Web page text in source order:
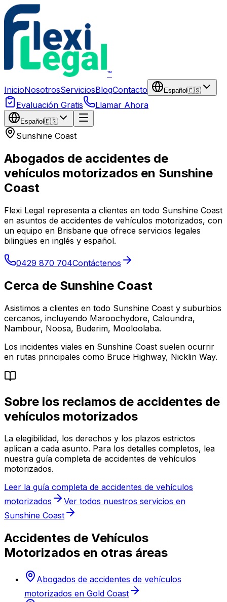
Saltar al contenido principal
™
InicioNosotrosServiciosBlogContacto Español 🇪🇸
Evaluación Gratis Llamar Ahora
Español 🇪🇸
Sunshine Coast
Abogados de accidentes de
vehículos motorizados en Sunshine
Coast
Flexi Legal representa a clientes en todo Sunshine Coast
en asuntos de accidentes de vehículos motorizados, con
un equipo en Brisbane que ofrece servicios legales
bilingües en inglés y español.
0429 870 704Contáctenos
Cerca de Sunshine Coast
Asistimos a clientes en todo Sunshine Coast y suburbios
cercanos, incluyendo Maroochydore, Caloundra,
Nambour, Noosa, Buderim, Mooloolaba.
Los incidentes viales en Sunshine Coast suelen ocurrir
en rutas principales como Bruce Highway, Nicklin Way.
Sobre los reclamos de accidentes de
vehículos motorizados
La elegibilidad, los derechos y los plazos estrictos
aplican a cada asunto. Para los detalles completos, lea
nuestra guía completa de accidentes de vehículos
motorizados.
Leer la guía completa de accidentes de vehículos
motorizados
Ver todos nuestros servicios en
Sunshine Coast
Accidentes de Vehículos
Motorizados en otras áreas
Abogados de accidentes de vehículos
motorizados en Gold Coast